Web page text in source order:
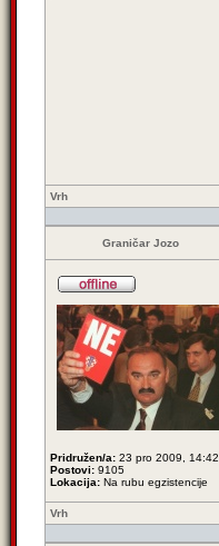
Vrh
Graničar Jozo
Pridružen/a: 23 pro 2009, 14:42
Postovi: 9105
Lokacija: Na rubu egzistencije
Vrh